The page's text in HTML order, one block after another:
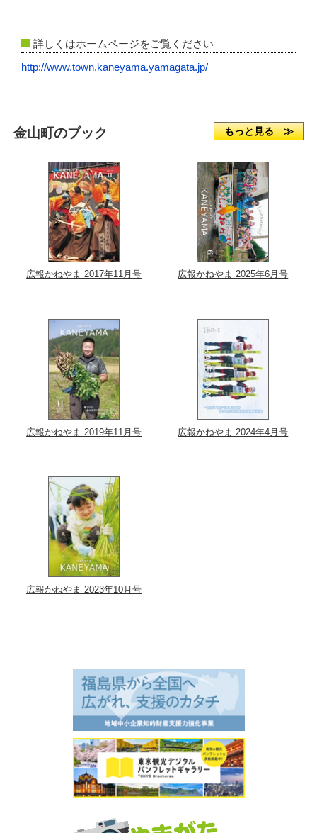
詳しくはホームページをご覧ください
http://www.town.kaneyama.yamagata.jp/
金山町のブック もっと見る ≫
広報かねやま 2017年11月号 広報かねやま 2025年6月号
広報かねやま 2019年11月号 広報かねやま 2024年4月号
広報かねやま 2023年10月号